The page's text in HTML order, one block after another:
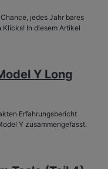
jedes Jahr bares
In diesem Artikel
Y Long
Erfahrungsbericht
Y zusammengefasst.